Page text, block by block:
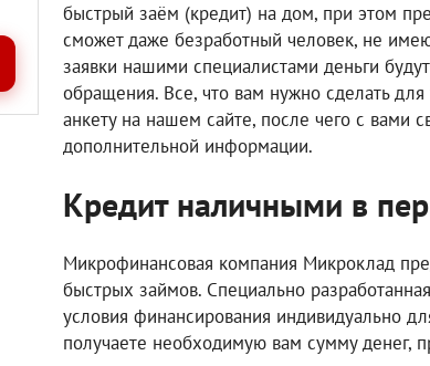
быстрый заём (кредит) на дом, при этом
сможет даже безработный человек, не
заявки нашими специалистами деньги
обращения. Все, что вам нужно сделать
анкету на нашем сайте, после чего с вами
дополнительной информации.
Кредит наличными в
Микрофинансовая компания Микроклад
быстрых займов. Специально
условия финансирования индивидуально
получаете необходимую вам сумму денег,